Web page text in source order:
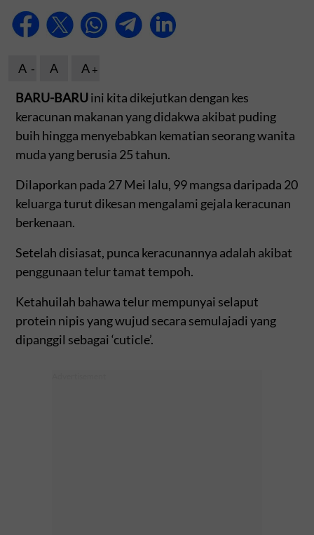
A A
A
BARU-BARUini kita dikejutkan dengan kes
keracunan makanan yang didakwa akibat puding
buih hingga menyebabkan kematian seorang wanita
muda yang berusia 25 tahun.
Dilaporkan pada 27 Mei lalu, 99 mangsa daripada 20
keluarga turut dikesan mengalami gejala keracunan
berkenaan.
Setelah disiasat, punca keracunannya adalah akibat
penggunaan telur tamat tempoh.
Ketahuilah bahawa telur mempunyai selaput
protein nipis yang wujud secara semulajadi yang
dipanggil sebagai ‘cuticle’.